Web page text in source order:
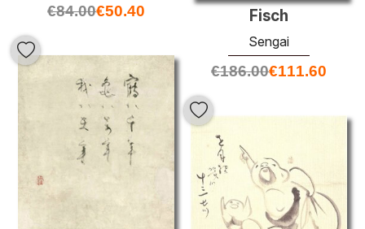
€84.00€50.40 Fisch
Sengai
€186.00€111.60